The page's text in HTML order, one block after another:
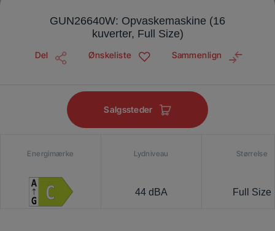
GUN26640W: Opvaskemaskine (16
kuverter, Full Size)
Del Ønskeliste Sammenlign
Salgssteder
Energimærke Lydniveau
44 dBA
Størrelse
Full Size